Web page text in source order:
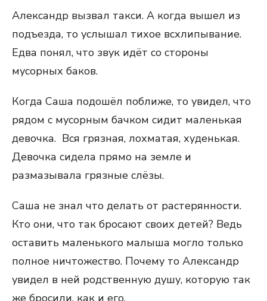
Александр вызвал такси. А когда вышел из
подъезда, то услышал тихое всхлипывание.
Едва понял, что звук идёт со стороны
мусорных баков.
Когда Саша подошёл поближе, то увидел, что
рядом с мусорным бачком сидит маленькая
девочка. Вся грязная, лохматая, худенькая.
Девочка сидела прямо на земле и
размазывала грязные слёзы.
Саша не знал что делать от растерянности.
Кто они, что так бросают своих детей? Ведь
оставить маленького малыша могло только
полное ничтожество. Почему то Александр
увидел в ней родственную душу, которую так